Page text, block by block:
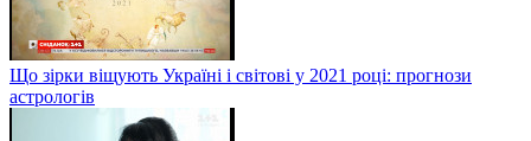
Що зірки віщують Україні і світові у 2021 році: прогнози
астрологів